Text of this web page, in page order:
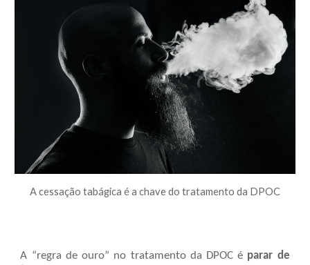
A cessação tabágica é a chave do tratamento da DPOC
A “regra de ouro” no tratamento da DPOC é parar de